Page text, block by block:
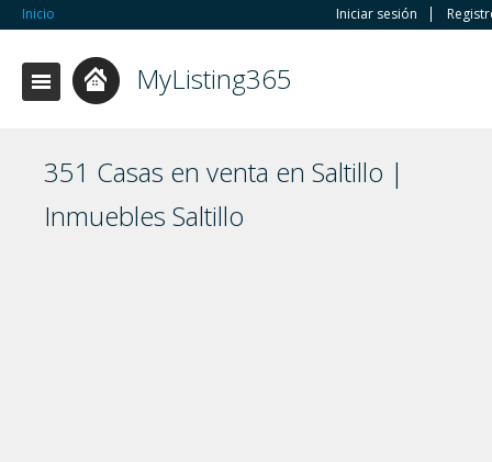
Inicio Iniciar sesión
MyListing365
351 Casas en venta en Saltillo |
Inmuebles Saltillo